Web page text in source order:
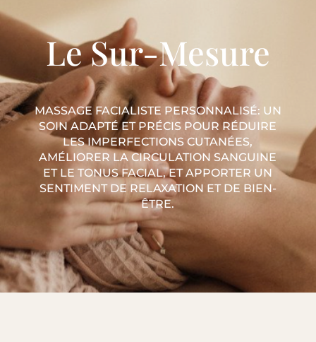
Le Sur-Mesure
MASSAGE FACIALISTE PERSONNALISÉ: UN
SOIN ADAPTÉ ET PRÉCIS POUR RÉDUIRE
LES IMPERFECTIONS CUTANÉES,
AMÉLIORER LA CIRCULATION SANGUINE
ET LE TONUS FACIAL, ET APPORTER UN
SENTIMENT DE RELAXATION ET DE BIEN-
ÊTRE.